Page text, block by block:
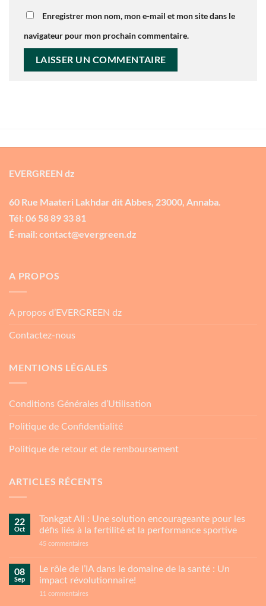
Enregistrer mon nom, mon e-mail et mon site dans le
navigateur pour mon prochain commentaire.
EVERGREEN dz
60 Rue Maateri Lakhdar dit Abbes, 23000, Annaba.
Tél: 06 58 89 33 81
É-mail: contact@evergreen.dz
A PROPOS
A propos d’EVERGREEN dz
Contactez-nous
MENTIONS LÉGALES
Conditions Générales d’Utilisation
Politique de Confidentialité
Politique de retour et de remboursement
ARTICLES RÉCENTS
22
Oct
Tonkgat Ali : Une solution encourageante pour les
défis liés à la fertilité et la performance sportive
45 commentaires
Une
solution
08
Sep
Le rôle de l’IA dans le domaine de la santé : Un
impact révolutionnaire!
11 commentaires